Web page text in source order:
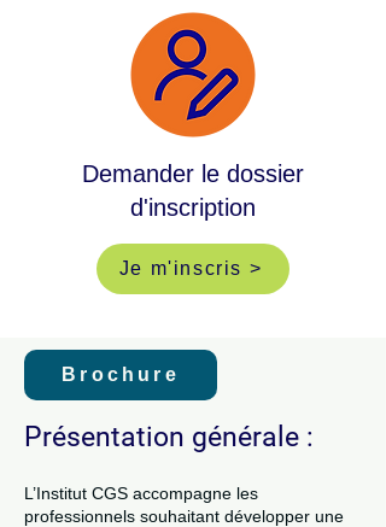
Demander le dossier
d'inscription
Je m'inscris >
Brochure
Présentation générale :
L’Institut CGS accompagne les
professionnels souhaitant développer une